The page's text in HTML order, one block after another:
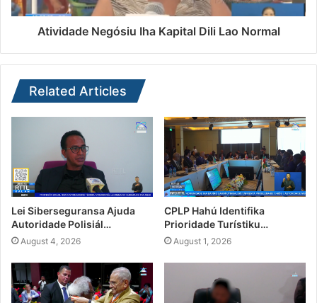
Atividade Negósiu Iha Kapital Dili Lao Normal
Related Articles
Lei Siberseguransa Ajuda
Autoridade Polisiál…
August 4, 2026
CPLP Hahú Identifika
Prioridade Turístiku…
August 1, 2026